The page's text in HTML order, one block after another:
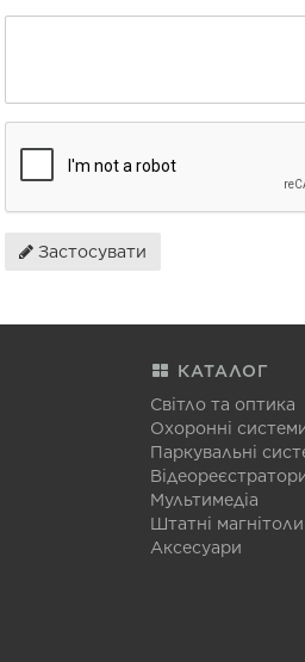
Застосувати
КАТАЛОГ
Світло та оптика
Охоронні
Паркувальні
Мультимедіа
Штатні магнітоли
Аксесуари